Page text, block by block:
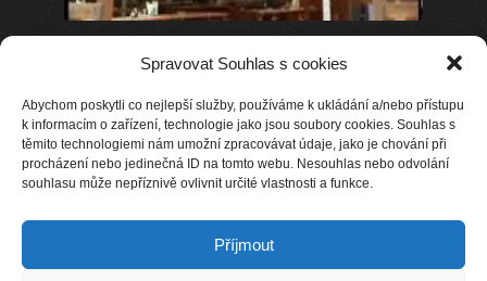
Spravovat Souhlas s cookies
Abychom poskytli co nejlepší služby, používáme k ukládání a/nebo přístupu
k informacím o zařízení, technologie jako jsou soubory cookies. Souhlas s
těmito technologiemi nám umožní zpracovávat údaje, jako je chování při
procházení nebo jedinečná ID na tomto webu. Nesouhlas nebo odvolání
souhlasu může nepříznivě ovlivnit určité vlastnosti a funkce.
Příjmout